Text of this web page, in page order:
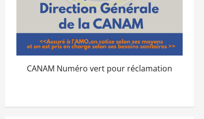
CANAM Numéro vert pour réclamation